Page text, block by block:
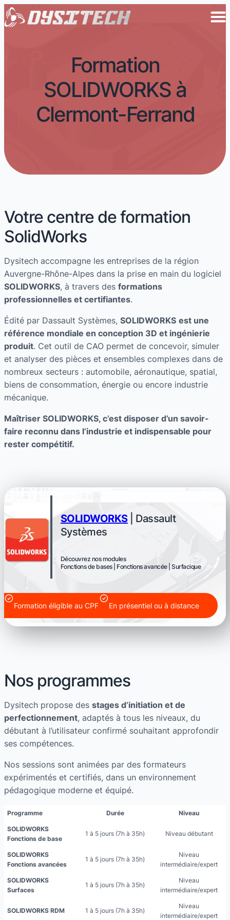
Formation
SOLIDWORKS à
Clermont-Ferrand
Votre centre de formation
SolidWorks
Dysitech accompagne les entreprises de la région
Auvergne-Rhône-Alpes dans la prise en main du logiciel
SOLIDWORKS, à travers des formations
professionnelles et certifiantes.
Édité par Dassault Systèmes, SOLIDWORKS est une
référence mondiale en conception 3D et ingénierie
produit. Cet outil de CAO permet de concevoir, simuler
et analyser des pièces et ensembles complexes dans de
nombreux secteurs : automobile, aéronautique, spatial,
biens de consommation, énergie ou encore industrie
mécanique.
Maîtriser SOLIDWORKS, c’est disposer d’un savoir-
faire reconnu dans l’industrie et indispensable pour
rester compétitif.
SOLIDWORKS| Dassault
Systèmes
Découvrez nos modules
Fonctions de bases | Fonctions avancée | Surfacique
Formation éligible au CPF En présentiel ou à distance
Nos programmes
Dysitech propose des stages d’initiation et de
perfectionnement, adaptés à tous les niveaux, du
débutant à l’utilisateur confirmé souhaitant approfondir
ses compétences.
Nos sessions sont animées par des formateurs
expérimentés et certifiés, dans un environnement
pédagogique moderne et équipé.
Programme Durée Niveau
SOLIDWORKS
Fonctions de base
1 à 5 jours (7h à 35h) Niveau débutant
SOLIDWORKS
Fonctions avancées
1 à 5 jours (7h à 35h)
Niveau
intermédiaire/expert
SOLIDWORKS
Surfaces
1 à 5 jours (7h à 35h)
Niveau
intermédiaire/expert
SOLIDWORKS RDM 1 à 5 jours (7h à 35h)
Niveau
intermédiaire/expert